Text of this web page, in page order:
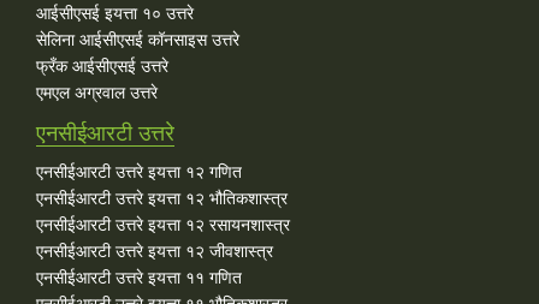
आईसीएसई इयत्ता १० उत्तरे
सेलिना आईसीएसई कॉनसाइस उत्तरे
फ्रँक आईसीएसई उत्तरे
एमएल अग्रवाल उत्तरे
एनसीईआरटी उत्तरे
एनसीईआरटी उत्तरे इयत्ता १२ गणित
एनसीईआरटी उत्तरे इयत्ता १२ भौतिकशास्त्र
एनसीईआरटी उत्तरे इयत्ता १२ रसायनशास्त्र
एनसीईआरटी उत्तरे इयत्ता १२ जीवशास्त्र
एनसीईआरटी उत्तरे इयत्ता ११ गणित